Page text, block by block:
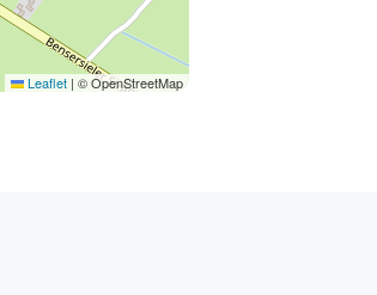
Leaflet | © OpenStreetMap